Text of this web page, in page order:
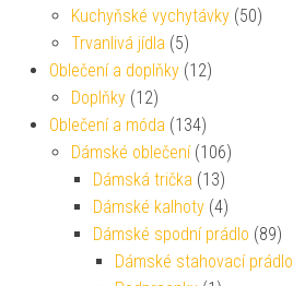
Kuchyňské vychytávky (50)
Trvanlivá jídla (5)
Oblečení a doplňky (12)
Doplňky (12)
Oblečení a móda (134)
Dámské oblečení (106)
Dámská trička (13)
Dámské kalhoty (4)
Dámské spodní prádlo (89)
Dámské stahovací prádlo